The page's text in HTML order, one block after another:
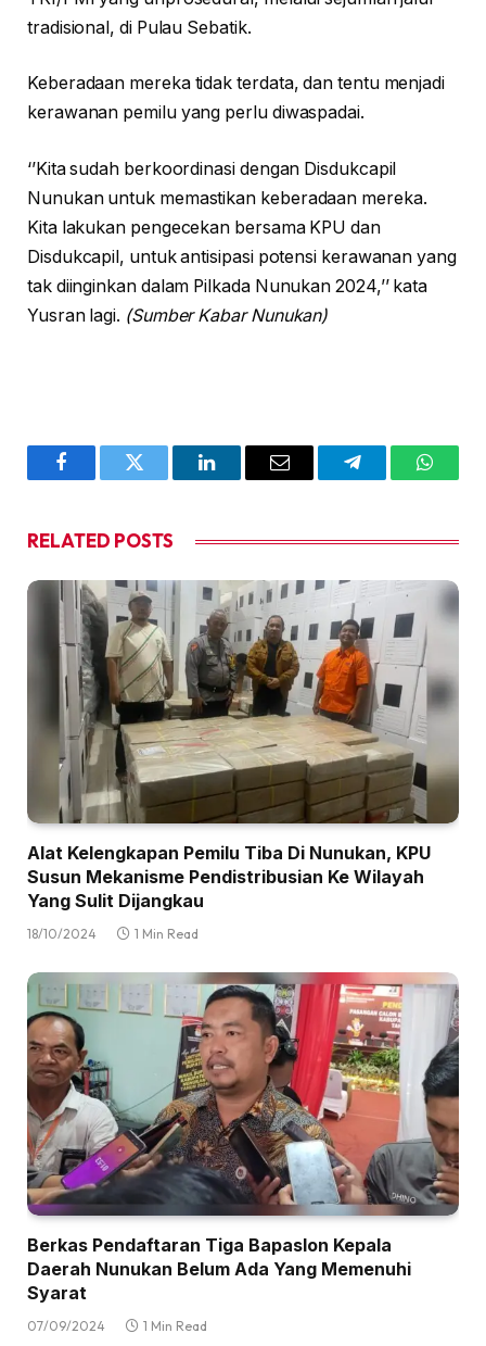
tradisional, di Pulau Sebatik.
Keberadaan mereka tidak terdata, dan tentu menjadi
kerawanan pemilu yang perlu diwaspadai.
‘’Kita sudah berkoordinasi dengan Disdukcapil
Nunukan untuk memastikan keberadaan mereka.
Kita lakukan pengecekan bersama KPU dan
Disdukcapil, untuk antisipasi potensi kerawanan yang
tak diinginkan dalam Pilkada Nunukan 2024,’’ kata
Yusran lagi. (Sumber Kabar Nunukan)
FacebookTwitter LinkedInEmail Telegram
RELATED POSTS
Alat Kelengkapan Pemilu Tiba Di Nunukan, KPU
Susun Mekanisme Pendistribusian Ke Wilayah
Yang Sulit Dijangkau
18/10/2024 1 Min Read
Berkas Pendaftaran Tiga Bapaslon Kepala
Daerah Nunukan Belum Ada Yang Memenuhi
Syarat
07/09/2024 1 Min Read